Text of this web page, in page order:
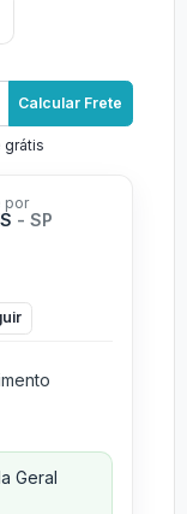
Calcular Frete
grátis
por
- SP
Geral